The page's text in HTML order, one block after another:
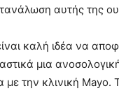
αυτής της
καλή ιδέα να
μια
με την κλινική